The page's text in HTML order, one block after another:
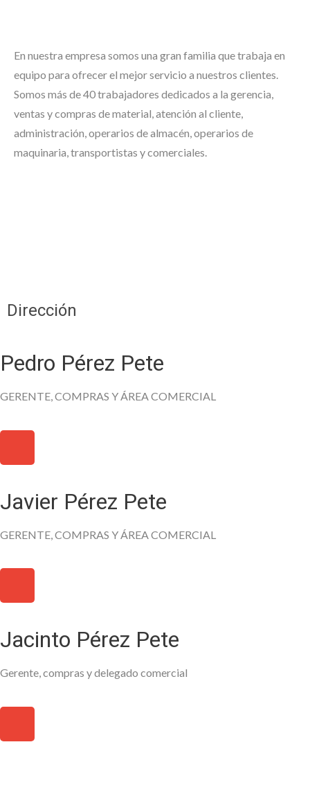
En nuestra empresa somos una gran familia que trabaja en
equipo para ofrecer el mejor servicio a nuestros clientes.
Somos más de 40 trabajadores dedicados a la gerencia,
ventas y compras de material, atención al cliente,
administración, operarios de almacén, operarios de
maquinaria, transportistas y comerciales.
Dirección
Pedro Pérez Pete
GERENTE, COMPRAS Y ÁREA COMERCIAL
Javier Pérez Pete
GERENTE, COMPRAS Y ÁREA COMERCIAL
Jacinto Pérez Pete
Gerente, compras y delegado comercial